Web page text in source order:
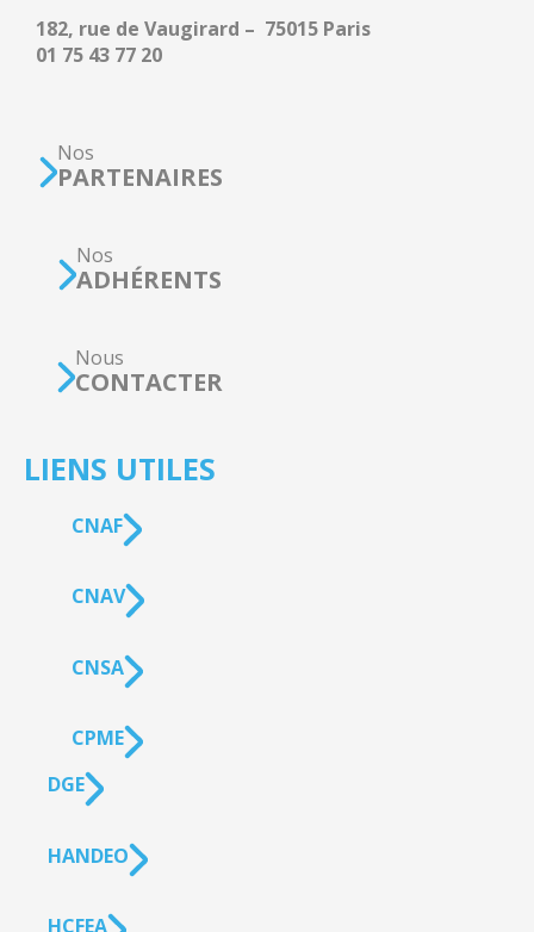
182, rue de Vaugirard – 75015 Paris
01 75 43 77 20
Nos
PARTENAIRES
Nos
ADHÉRENTS
Nous
CONTACTER
LIENS UTILES
CNAF
CNAV
CNSA
CPME
DGE
HANDEO
HCFEA